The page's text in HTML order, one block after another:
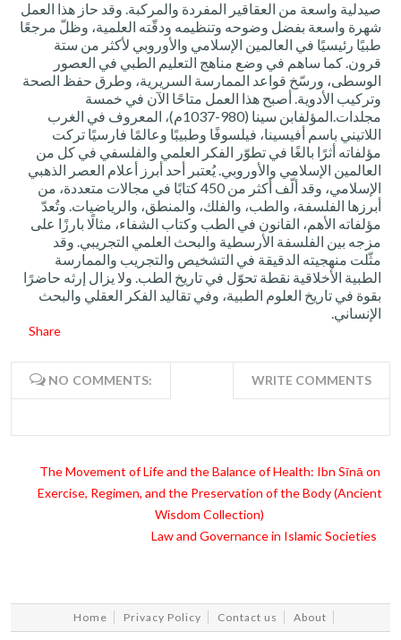
صيدلية واسعة من العقاقير المفردة والمركبة. وقد حاز هذا العمل
شهرة واسعة بفضل وضوحه وتنظيمه ودقّته العلمية، وظلّ مرجعًا
طبيًا رئيسيًا في العالمين الإسلامي والأوروبي لأكثر من ستة
قرون. كما ساهم في وضع مناهج التعليم الطبي في العصور
الوسطى، ورسّخ قواعد الممارسة السريرية، وطرق حفظ الصحة
وتركيب الأدوية. أصبح هذا العمل متاحًا الآن في خمسة
مجلدات.المؤلفابن سينا (980-1037م)، المعروف في الغرب
اللاتيني باسم أفيسينا، فيلسوفًا وطبيبًا وعالمًا فارسيًا تركت
مؤلفاته أثرًا بالغًا في تطوّر الفكر العلمي والفلسفي في كل من
العالمين الإسلامي والأوروبي. يُعتبر أحد أبرز أعلام العصر الذهبي
الإسلامي، وقد ألّف أكثر من 450 كتابًا في مجالات متعددة، من
أبرزها الفلسفة، والطب، والفلك، والمنطق، والرياضيات. وتُعدّ
مؤلفاته الأهم، القانون في الطب وكتاب الشفاء، مثالًا بارزًا على
مزجه بين الفلسفة الأرسطية والبحث العلمي التجريبي. وقد
مثّلت منهجيته الدقيقة في التشخيص والتجريب والممارسة
الطبية الأخلاقية نقطة تحوّل في تاريخ الطب. ولا يزال إرثه حاضرًا
بقوة في تاريخ العلوم الطبية، وفي تقاليد الفكر العقلي والبحث
الإنساني.
Share
NO COMMENTS: WRITE COMMENTS
The Movement of Life and the Balance of Health: Ibn Sīnā on
Exercise, Regimen, and the Preservation of the Body (Ancient
Wisdom Collection)
Law and Governance in Islamic Societies
Home Privacy Policy Contact us About